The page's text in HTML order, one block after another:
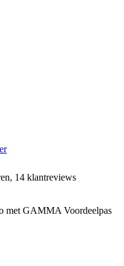
14 klantreviews
met GAMMA Voordeelpas